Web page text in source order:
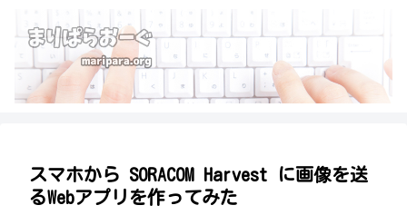
スマホから SORACOM Harvest に画像を送
るWebアプリを作ってみた